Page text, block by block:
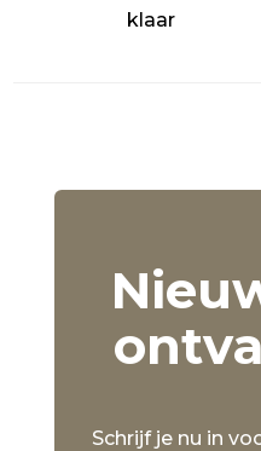
klaar
Schrijf je nu in